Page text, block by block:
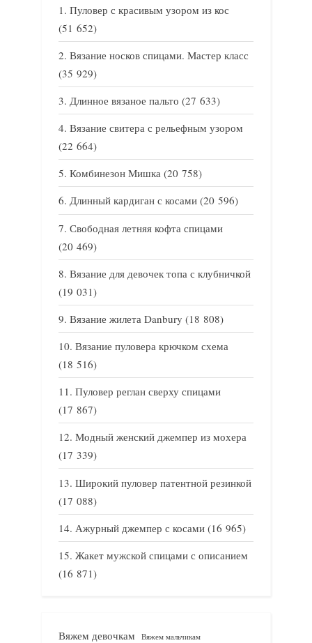
Пуловер с красивым узором из кос
(51 652)
Вязание носков спицами. Мастер класс
(35 929)
Длинное вязаное пальто (27 633)
Вязание свитера с рельефным узором
(22 664)
Комбинезон Мишка (20 758)
Длинный кардиган с косами (20 596)
Свободная летняя кофта спицами
(20 469)
Вязание для девочек топа с клубничкой
(19 031)
Вязание жилета Danbury (18 808)
Вязание пуловера крючком схема
(18 516)
Пуловер реглан сверху спицами
(17 867)
Модный женский джемпер из мохера
(17 339)
Широкий пуловер патентной резинкой
(17 088)
Ажурный джемпер с косами (16 965)
Жакет мужской спицами с описанием
(16 871)
Вяжем девочкам Вяжем мальчикам